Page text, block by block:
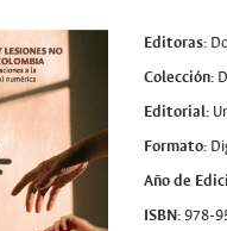
Editoras:
Colección:
Editorial:
Formato:
Año de
ISBN:978-